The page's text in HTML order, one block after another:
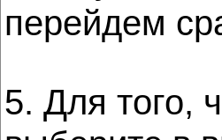
перейдем
5. Для того,